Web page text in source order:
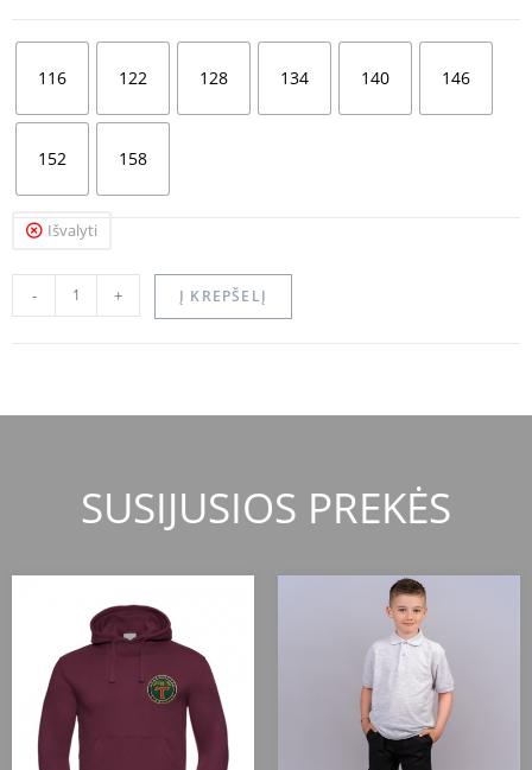
116 122 128 134 140 146
152 158
Išvalyti
- + Į KREPŠELĮ
SUSIJUSIOS PREKĖS